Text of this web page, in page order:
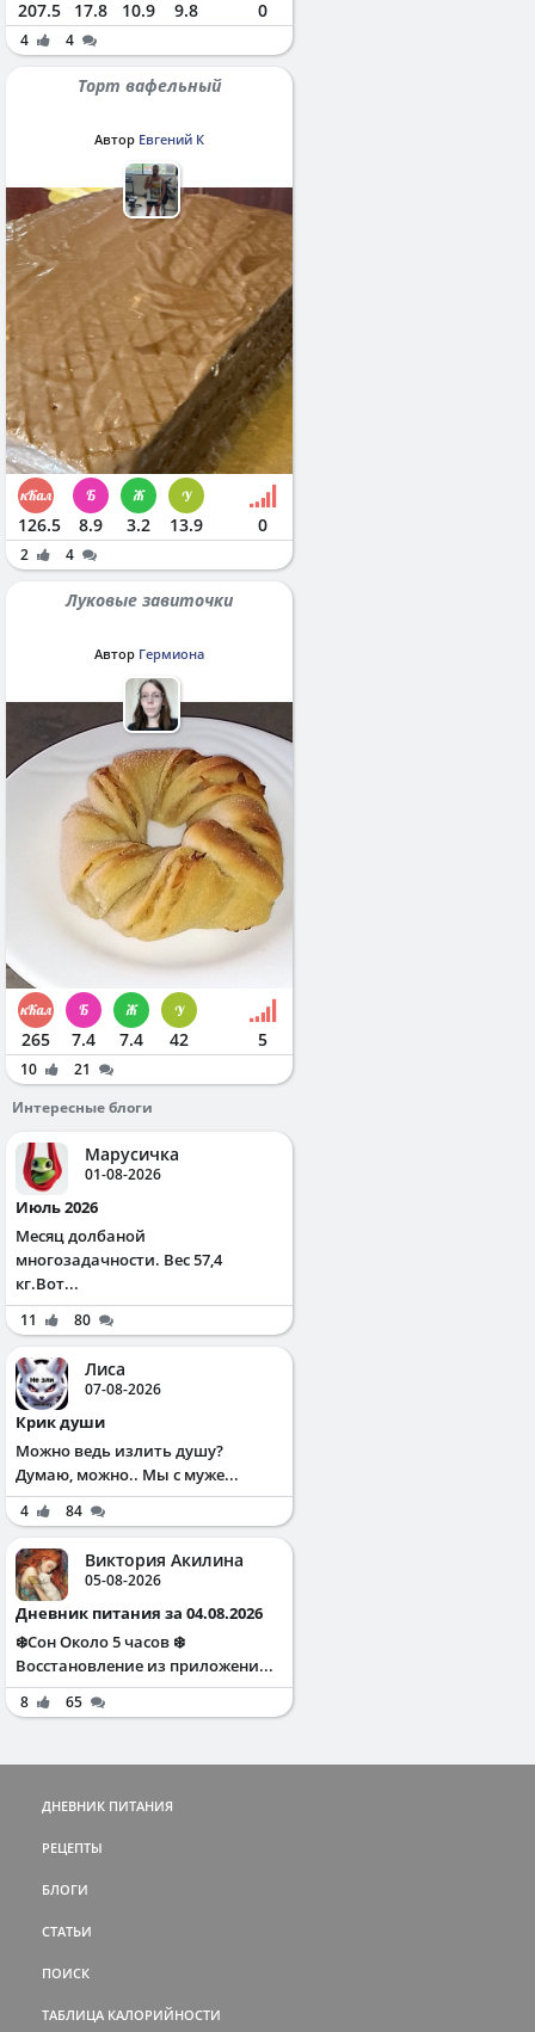
207.5 17.8 10.9 9.8 0
4 4
Торт вафельный
Автор Евгений К
126.5 8.9 3.2 13.9 0
2 4
Луковые завиточки
Автор Гермиона
265 7.4 7.4 42 5
10
21
Интересные блоги
Марусичка
01-08-2026
Июль 2026
Месяц долбаной
многозадачности. Вес 57,4
кг.Вот...
11 80
Лиса
07-08-2026
Крик души
Можно ведь излить душу?
Думаю, можно.. Мы с муже...
4 84
Виктория Акилина
05-08-2026
Дневник питания за 04.08.2026
❄️Сон Около 5 часов ❄️
Восстановление из приложени...
8 65
ДНЕВНИК ПИТАНИЯ
РЕЦЕПТЫ
БЛОГИ
СТАТЬИ
ПОИСК
ТАБЛИЦА КАЛОРИЙНОСТИ